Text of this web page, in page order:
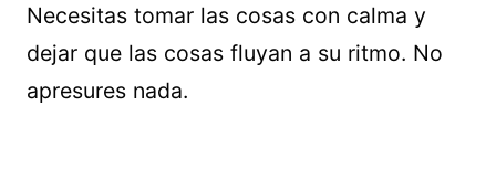
Necesitas tomar las cosas con calma y
dejar que las cosas fluyan a su ritmo. No
apresures nada.